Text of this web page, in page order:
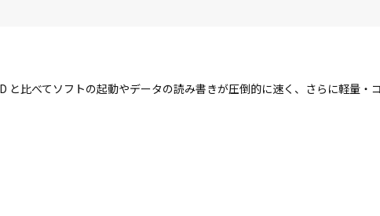
と比べてソフトの起動やデータの読み書きが圧倒的に速く、さらに軽量・